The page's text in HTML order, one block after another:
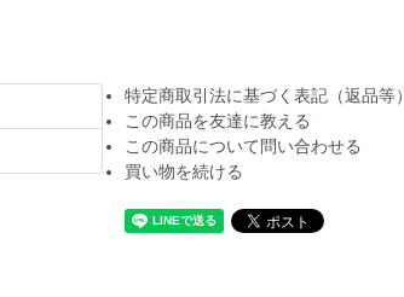
特定商取引法に基づく表記（返品等）
この商品を友達に教える
この商品について問い合わせる
買い物を続ける